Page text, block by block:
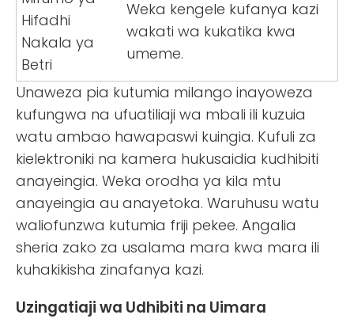
Hifadhi
Nakala ya
Betri
Weka kengele kufanya kazi
wakati wa kukatika kwa
umeme.
Unaweza pia kutumia milango inayoweza
kufungwa na ufuatiliaji wa mbali ili kuzuia
watu ambao hawapaswi kuingia. Kufuli za
kielektroniki na kamera hukusaidia kudhibiti
anayeingia. Weka orodha ya kila mtu
anayeingia au anayetoka. Waruhusu watu
waliofunzwa kutumia friji pekee. Angalia
sheria zako za usalama mara kwa mara ili
kuhakikisha zinafanya kazi.
Uzingatiaji wa Udhibiti na Uimara